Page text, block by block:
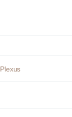
Plexus